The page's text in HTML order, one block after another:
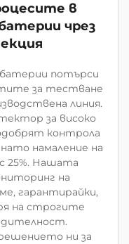
в
чрез
потърси
за тестване
линия.
за високо
контрола
намаление на
25%. Нашата
на
гарантирайки,
на строгите
ни за